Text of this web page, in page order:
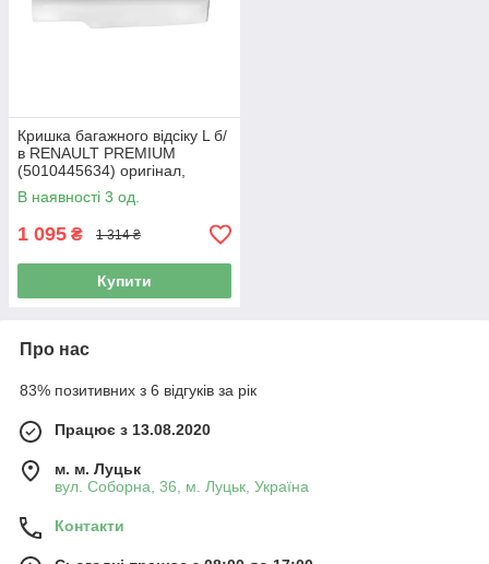
Кришка багажного відсіку L б/
в RENAULT PREMIUM
(5010445634) оригінал,
600х250х900 мм
В наявності 3 од.
1 095 ₴ 1 314 ₴
Купити
Про нас
83% позитивних з 6 відгуків за рік
Працює з 13.08.2020
м. м. Луцьк
вул. Соборна, 36, м. Луцьк, Україна
Контакти